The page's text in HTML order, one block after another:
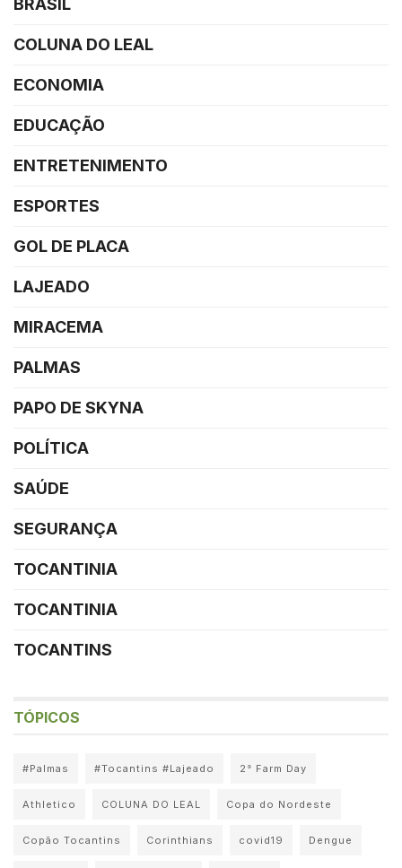
BRASIL
COLUNA DO LEAL
ECONOMIA
EDUCAÇÃO
ENTRETENIMENTO
ESPORTES
GOL DE PLACA
LAJEADO
MIRACEMA
PALMAS
PAPO DE SKYNA
POLÍTICA
SAÚDE
SEGURANÇA
TOCANTINIA
TOCANTINIA
TOCANTINS
TÓPICOS
#Palmas #Tocantins #Lajeado 2° Farm Day
Athletico COLUNA DO LEAL Copa do Nordeste
Copão Tocantins Corinthians covid19 Dengue